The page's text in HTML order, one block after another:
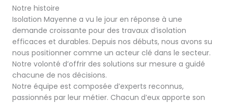
Notre histoire
Isolation Mayenne a vu le jour en réponse à une
demande croissante pour des travaux d’isolation
efficaces et durables. Depuis nos débuts, nous avons su
nous positionner comme un acteur clé dans le secteur.
Notre volonté d’offrir des solutions sur mesure a guidé
chacune de nos décisions.
Notre équipe est composée d’experts reconnus,
passionnés par leur métier. Chacun d’eux apporte son